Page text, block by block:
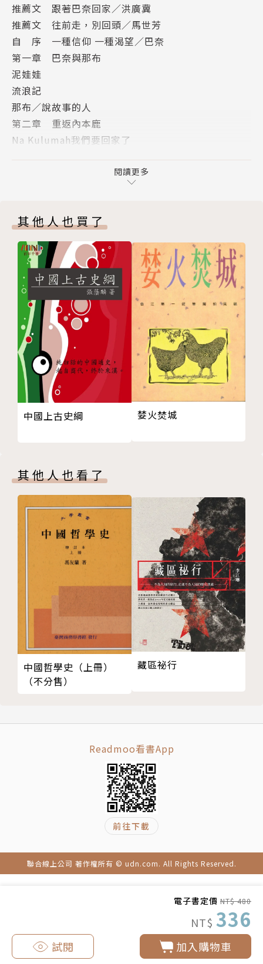
電子書定價 NT$ 480
NT$ 336
加入購物車
試閱
二○一七年起，巴奈與那布走上凱道，經過警方多次驅
離，最後轉進二二八公園的角落，抗爭運動逐漸從焦點
轉向邊陲。
她和那布在帳篷裡歷經四季寒暑，甚至曾經「睡在沒有
屋頂的地方」，他們堅持了七年、超過二千六百個日
子。
很多人問：「你們還在？」
活方式裡，逐漸喪失了自己的歷史記憶、傳統和山林文
化……抗爭七年間彷彿過去處境重演，他們的身影在不
斷地驅趕中遠離大眾的視野，但這次，已經踏上「回
家」的腳步將不會停。
這本書首度寫出巴奈的成長故事，更寫出原住民族群被
迫離開家園、失去土地的歷史。這是一本讓人熱血沸騰
的書，也是原住民族生命和歷史的縮影。
作者簡介
巴奈 Panai Kusui
分。年輕時流浪在城市之間，獨自面對恐懼、焦慮，與
來自原住民族血脈的身分。作品色調濃重沉鬱、簡單坦
率如利刃，直指寂寞與對自我的反覆質疑。在台灣多項
人權、環境運動上，她都選擇挺身而出，以音樂做出宣
告與反抗。2017年起為《原住民族土地或部落範圍土
地劃設辦法》排除私有土地問題，於凱道、二二八紀念
公園紮營抗議超過2600天。
個人全創作音樂專輯有《泥娃娃》（2000），2020年
發行的《愛，不到》於次年獲得中華音樂人交流協會2
020年度十大專輯、入圍第32屆金曲獎華語女歌手獎並
獲得第12屆金音創作獎評審團獎殊榮。
2017、2018年在抗議期間於街頭深夜錄音完成EP《凱
有依靠的人》。2023年有感於原住民國中生自殺事
件，發表單曲〈你說你又沒有推他〉（feat. 巴大
雄）。其它音樂作品與音樂製作還有《停在那片藍》
（2008）、《Message》樂團同名專輯（2008）、
《Niyaro nu wawa》小孩子的部落/都蘭阿美族語童
謠專輯（2014）。2024年與金曲製作人柯智豪合作推
出首張台語專輯《夜婆》。
基隆出生長大，高中畢業後離家去念淡江大學英文系，
當時是淡江文理學院。受到導師王津平、李元貞等人的
影響，開始關心社會議題，拿起相機走訪鄉鎮。
推薦文 跟著巴奈回家／洪廣冀
推薦文 往前走，別回頭／馬世芳
自 序 一種信仰 一種渴望／巴奈
第一章 巴奈與那布
泥娃娃
流浪記
那布／說故事的人
第二章 重返內本鹿
Na Kulumah我們要回家了
走上凱道
第四章 我們不是來鬧的
凱道一百天
在二二八公園流浪
在帳篷的廟宇裡
後記／徐璐
訪談紀錄
感謝的話／徐璐
巴奈與那布感謝名單
版權頁
閱讀更多
其他人也買了
中國上古史綱 婪火焚城
其他人也看了
中國哲學史（上冊）
（不分售）
藏區祕行
Readmoo看書App
前往下載
聯合線上公司 著作權所有 © udn.com. All Rights Reserved.